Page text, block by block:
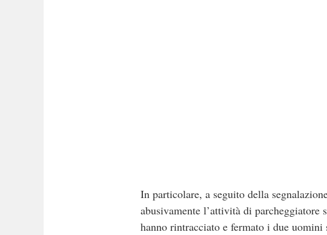
In particolare, a seguito della
abusivamente l’attività di
hanno rintracciato e fermato i due uomini